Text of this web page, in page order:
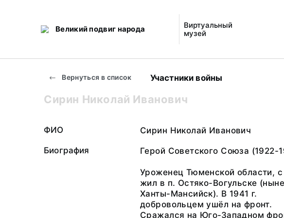
Великий подвиг народа
Виртуальный
музей
Вернуться в список Участники войны
Сирин Николай Иванович
ФИО Сирин Николай Иванович
Биография Герой Советского Союза (1922-
Уроженец Тюменской области, с
жил в п. Остяко-Вогульске (ныне
Ханты-Мансийск). В 1941 г.
добровольцем ушёл на фронт.
Сражался на Юго-Западном